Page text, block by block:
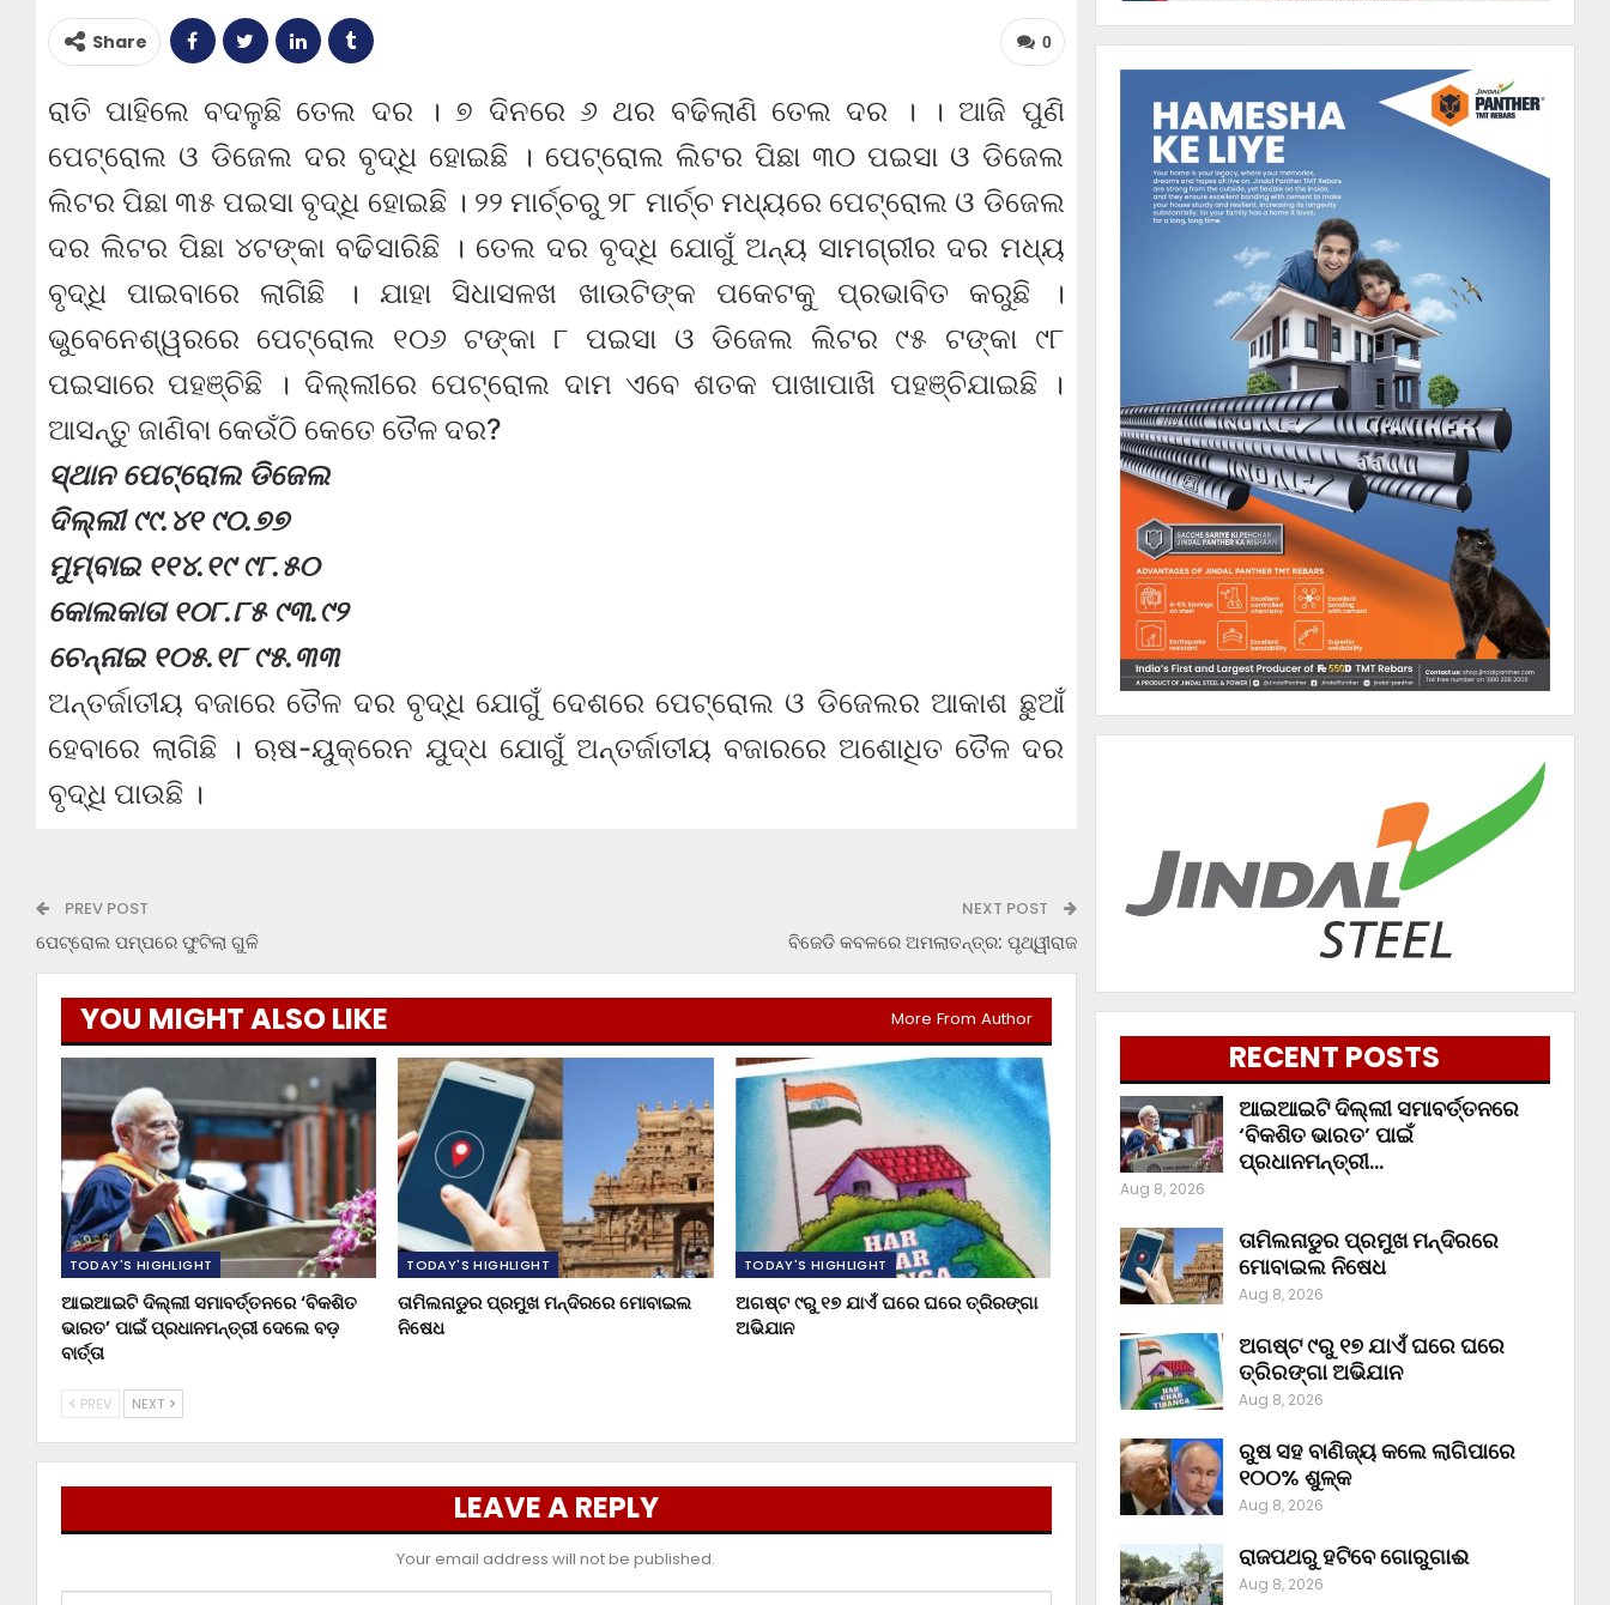
0
Share
ରାତି ପାହିଲେ ବଦଳୁଛି ତେଲ ଦର । ୭ ଦିନରେ ୬ ଥର ବଢିଲାଣି ତେଲ ଦର । । ଆଜି ପୁଣି
ପେଟ୍ରୋଲ ଓ ଡିଜେଲ ଦର ବୃଦ୍ଧି ହୋଇଛି । ପେଟ୍ରୋଲ ଲିଟର ପିଛା ୩୦ ପଇସା ଓ ଡିଜେଲ
ଲିଟର ପିଛା ୩୫ ପଇସା ବୃଦ୍ଧି ହୋଇଛି । ୨୨ ମାର୍ଚ୍ଚରୁ ୨୮ ମାର୍ଚ୍ଚ ମଧ୍ୟରେ ପେଟ୍ରୋଲ ଓ ଡିଜେଲ
ଦର ଲିଟର ପିଛା ୪ଟଙ୍କା ବଢିସାରିଛି । ତେଲ ଦର ବୃଦ୍ଧି ଯୋଗୁଁ ଅନ୍ୟ ସାମଗ୍ରୀର ଦର ମଧ୍ୟ
ବୃଦ୍ଧି ପାଇବାରେ ଲାଗିଛି । ଯାହା ସିଧାସଳଖ ଖାଉଟିଙ୍କ ପକେଟକୁ ପ୍ରଭାବିତ କରୁଛି ।
ଭୁବେନେଶ୍ୱରରେ ପେଟ୍ରୋଲ ୧୦୬ ଟଙ୍କା ୮ ପଇସା ଓ ଡିଜେଲ ଲିଟର ୯୫ ଟଙ୍କା ୯୮
ପଇସାରେ ପହଞ୍ଚିଛି । ଦିଲ୍ଲୀରେ ପେଟ୍ରୋଲ ଦାମ ଏବେ ଶତକ ପାଖାପାଖି ପହଞ୍ଚିଯାଇଛି ।
ଆସନ୍ତୁ ଜାଣିବା କେଉଁଠି କେତେ ତୈଳ ଦର?
ସ୍ଥାନ ପେଟ୍ରୋଲ ଡିଜେଲ
ଦିଲ୍ଲୀ ୯୯.୪୧ ୯୦.୭୭
ମୁମ୍ବାଇ ୧୧୪.୧୯ ୯୮.୫୦
କୋଲକାତା ୧୦୮.୮୫ ୯୩.୯୨
ଚେନ୍ନାଇ ୧୦୫.୧୮ ୯୫.୩୩
ଅନ୍ତର୍ଜାତୀୟ ବଜାରେ ତୈଳ ଦର ବୃଦ୍ଧି ଯୋଗୁଁ ଦେଶରେ ପେଟ୍ରୋଲ ଓ ଡିଜେଲର ଆକାଶ ଛୁଆଁ
ହେବାରେ ଲାଗିଛି । ଋଷ-ୟୁକ୍ରେନ ଯୁଦ୍ଧ ଯୋଗୁଁ ଅନ୍ତର୍ଜାତୀୟ ବଜାରରେ ଅଶୋଧିତ ତୈଳ ଦର
ବୃଦ୍ଧି ପାଉଛି ।
PREV POST
ପେଟ୍ରୋଲ ପମ୍ପରେ ଫୁଟିଲା ଗୁଳି
NEXT POST
ବିଜେଡି କବଳରେ ଅମଲାତନ୍ତ୍ର: ପୃଥ୍ୱୀରାଜ
YOU MIGHT ALSO LIKE More From Author
TODAY'S HIGHLIGHT
ଆଇଆଇଟି ଦିଲ୍ଲୀ ସମାବର୍ତ୍ତନରେ ‘ବିକଶିତ
ଭାରତ’ ପାଇଁ ପ୍ରଧାନମନ୍ତ୍ରୀ ଦେଲେ ବଡ଼
ବାର୍ତ୍ତା
TODAY'S HIGHLIGHT
ତାମିଲନାଡୁର ପ୍ରମୁଖ ମନ୍ଦିରରେ ମୋବାଇଲ
ନିଷେଧ
TODAY'S HIGHLIGHT
ଅଗଷ୍ଟ ୯ରୁ ୧୭ ଯାଏଁ ଘରେ ଘରେ ତ୍ରିରଙ୍ଗା
ଅଭିଯାନ
PREV NEXT
LEAVE A REPLY
Your email address will not be published.
RECENT POSTS
ଆଇଆଇଟି ଦିଲ୍ଲୀ ସମାବର୍ତ୍ତନରେ
‘ବିକଶିତ ଭାରତ’ ପାଇଁ
ପ୍ରଧାନମନ୍ତ୍ରୀ…
Aug 8, 2026
ତାମିଲନାଡୁର ପ୍ରମୁଖ ମନ୍ଦିରରେ
ମୋବାଇଲ ନିଷେଧ
Aug 8, 2026
ଅଗଷ୍ଟ ୯ରୁ ୧୭ ଯାଏଁ ଘରେ ଘରେ
ତ୍ରିରଙ୍ଗା ଅଭିଯାନ
Aug 8, 2026
ରୁଷ ସହ ବାଣିଜ୍ୟ କଲେ ଲାଗିପାରେ
୧୦୦% ଶୁଳ୍କ
Aug 8, 2026
ରାଜପଥରୁ ହଟିବେ ଗୋରୁଗାଈ
Aug 8, 2026